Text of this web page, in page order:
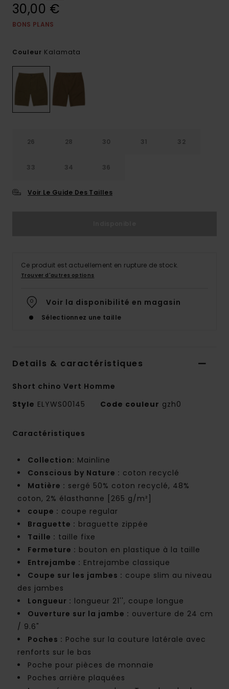
30,00 €
BONS PLANS
Couleur Kalamata
26 28 30 31 32
33 34 36
Voir Le Guide Des Tailles
Ce produit est actuellement en rupture de stock.
Trouver d'autres options
Voir la disponibilité en magasin
Sélectionnez une taille
Details & caractéristiques
Short chino Vert Homme
Style ELYWS00145 Code couleur gzh0
Caractéristiques
Collection: Mainline
Conscious by Nature : coton recyclé
Matière : sergé 50% coton recyclé, 48%
coton, 2% élasthanne [265 g/m²]
coupe : coupe regular
Braguette : braguette zippée
Taille : taille fixe
Fermeture : bouton en plastique à la taille
Entrejambe : Entrejambe classique
Coupe sur les jambes : coupe slim au niveau
des jambes
Longueur : longueur 21'', coupe longue
Ouverture sur la jambe : ouverture de 24 cm
/ 9.6"
Poches : Poche sur la couture latérale avec
renforts sur le bas
Poche pour pièces de monnaie
Poches arrière plaquées